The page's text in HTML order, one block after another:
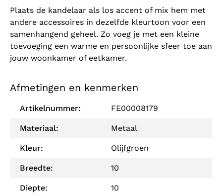
Plaats de kandelaar als los accent of mix hem met
andere accessoires in dezelfde kleurtoon voor een
samenhangend geheel. Zo voeg je met een kleine
toevoeging een warme en persoonlijke sfeer toe aan
jouw woonkamer of eetkamer.
Afmetingen en kenmerken
Artikelnummer: FE00008179
Materiaal: Metaal
Kleur: Olijfgroen
Breedte: 10
Diepte: 10